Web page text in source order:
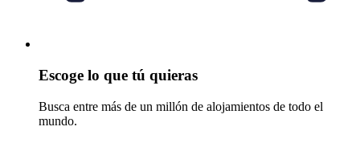
Escoge lo que tú quieras
Busca entre más de un millón de alojamientos de todo el
mundo.